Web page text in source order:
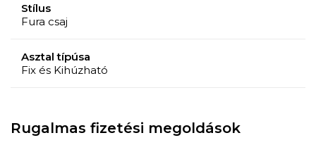
Stílus
Fura csaj
Asztal típúsa
Fix és Kihúzható
Rugalmas fizetési megoldások